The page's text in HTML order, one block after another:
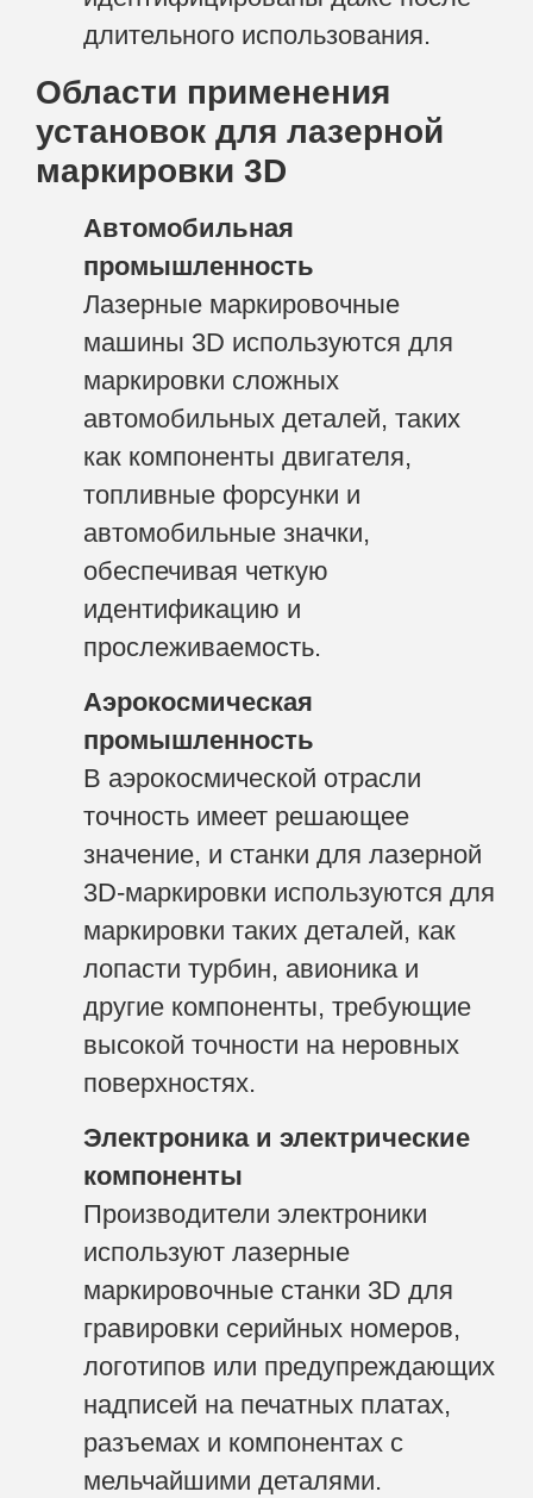
длительного использования.
Области применения
установок для лазерной
маркировки 3D
Автомобильная
промышленность
Лазерные маркировочные
машины 3D используются для
маркировки сложных
автомобильных деталей, таких
как компоненты двигателя,
топливные форсунки и
автомобильные значки,
обеспечивая четкую
идентификацию и
прослеживаемость.
Аэрокосмическая
промышленность
В аэрокосмической отрасли
точность имеет решающее
значение, и станки для лазерной
3D-маркировки используются для
маркировки таких деталей, как
лопасти турбин, авионика и
другие компоненты, требующие
высокой точности на неровных
поверхностях.
Электроника и электрические
компоненты
Производители электроники
используют лазерные
маркировочные станки 3D для
гравировки серийных номеров,
логотипов или предупреждающих
надписей на печатных платах,
разъемах и компонентах с
мельчайшими деталями.